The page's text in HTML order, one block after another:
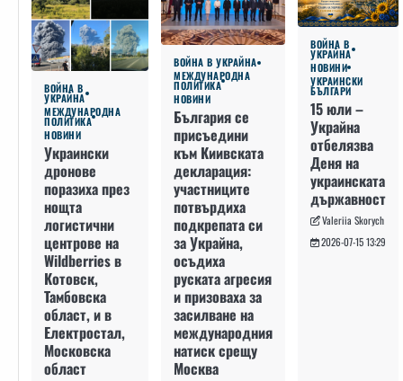
ВОЙНА В
УКРАЙНА
МЕЖДУНАРОДНА
ПОЛИТИКА
НОВИНИ
Украински
дронове
поразиха през
нощта
логистични
центрове на
Wildberries в
Котовск,
Тамбовска
област, и в
Електростал,
Московска
област
ВОЙНА В УКРАЙНА
МЕЖДУНАРОДНА
ПОЛИТИКА
НОВИНИ
България се
присъедини
към Киивската
декларация:
участниците
потвърдиха
подкрепата си
за Украйна,
осъдиха
руската агресия
и призоваха за
засилване на
международния
натиск срещу
Москва
ВОЙНА В
УКРАЙНА
НОВИНИ
УКРАИНСКИ
БЪЛГАРИ
15 юли –
Украйна
отбелязва
Деня на
украинската
държавност
Valeriia Skorych
2026-07-15 13:29